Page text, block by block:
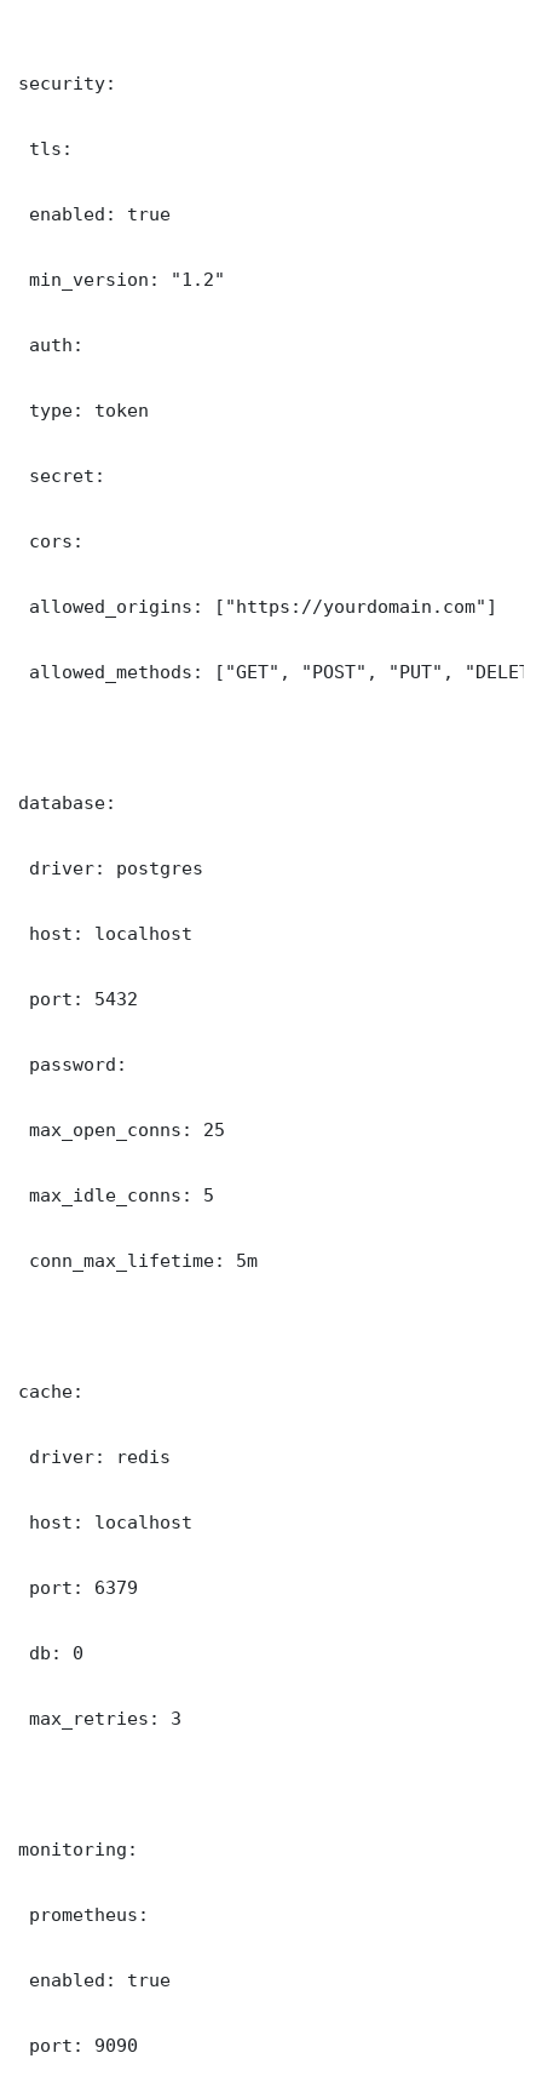
security:
tls:
enabled: true
min_version: "1.2"
auth:
type: token
secret:
cors:
allowed_origins: ["https://yourdomain.com"]
allowed_methods: ["GET", "POST", "PUT",
database:
driver: postgres
host: localhost
port: 5432
password:
max_open_conns: 25
max_idle_conns: 5
conn_max_lifetime: 5m
cache:
driver: redis
host: localhost
port: 6379
db: 0
max_retries: 3
monitoring:
prometheus:
enabled: true
port: 9090